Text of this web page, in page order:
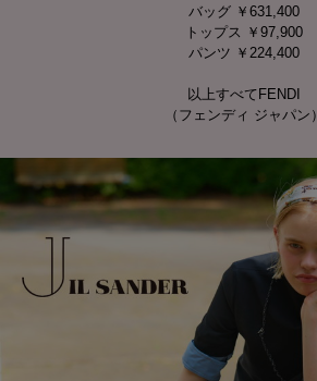
バッグ ￥631,400
トップス ￥97,900
パンツ ￥224,400
以上すべてFENDI
（フェンディ ジャパン）